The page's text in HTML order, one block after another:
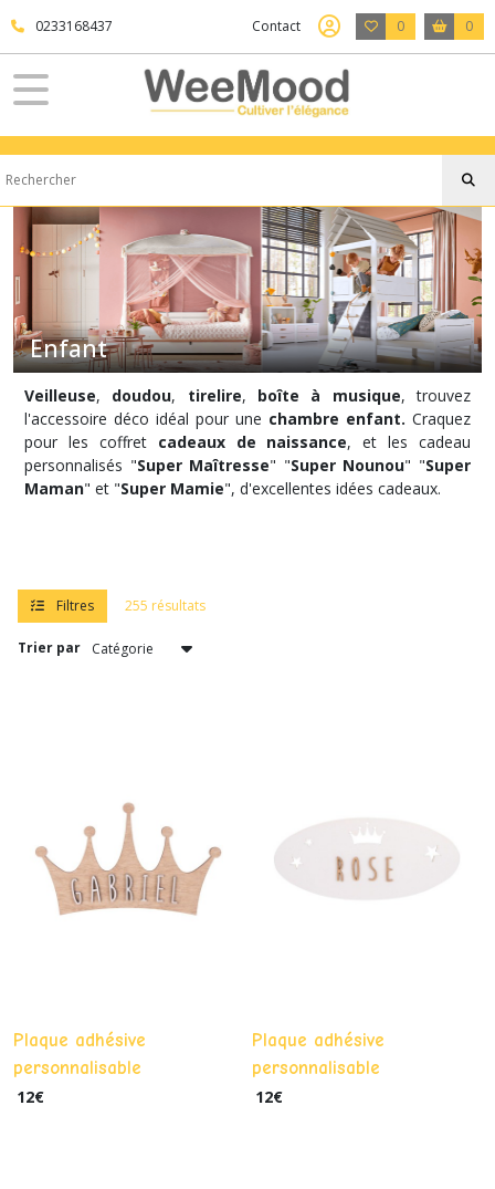
0233168437 Contact 0 0
Enfant
Veilleuse, doudou, tirelire, boîte à musique, trouvez
l'accessoire déco idéal pour une chambre enfant. Craquez
pour les coffret cadeaux de naissance, et les cadeau
personnalisés "Super Maîtresse" "Super Nounou" "Super
Maman" et "Super Mamie", d'excellentes idées cadeaux.
Filtres 255 résultats
Trier par
Plaque adhésive
personnalisable
COURONNE
12€
Plaque adhésive
personnalisable
COURONNE & ÉTOILES
12€
Fermer
FILTRES
Tous
les
produits
Enfant
Personnalisable
Vaisselle
Enfant
(26)
Lampe
et
Déco
(13)
à
Dents
(11)
Cadeaux
Atsem,
Maitresse..